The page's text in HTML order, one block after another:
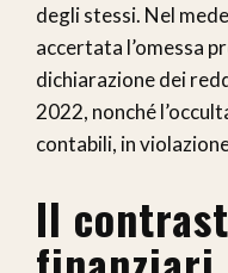
degli stessi. Nel
accertata l’omessa
dichiarazione dei
2022, nonché
contabili, in
Il